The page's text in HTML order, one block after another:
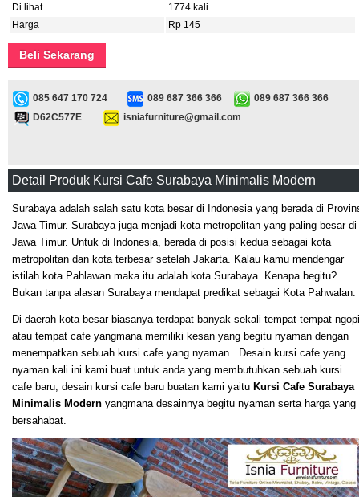
Di lihat
1774 kali
Harga
Rp 145
Beli Sekarang
085 647 170 724 089 687 366 366
089 687 366 366
D62C577E
isniafurniture@gmail.com
Detail Produk Kursi Cafe Surabaya Minimalis Modern
Surabaya adalah salah satu kota besar di Indonesia yang berada di
Jawa Timur. Surabaya juga menjadi kota metropolitan yang paling besar di
Jawa Timur. Untuk di Indonesia, berada di posisi kedua sebagai kota
metropolitan dan kota terbesar setelah Jakarta. Kalau kamu mendengar
istilah kota Pahlawan maka itu adalah kota Surabaya. Kenapa begitu?
Bukan tanpa alasan Surabaya mendapat predikat sebagai Kota Pahwalan.
Di daerah kota besar biasanya terdapat banyak sekali tempat-tempat ngopi
atau tempat cafe yangmana memiliki kesan yang begitu nyaman dengan
menempatkan sebuah kursi cafe yang nyaman. Desain kursi cafe yang
nyaman kali ini kami buat untuk anda yang membutuhkan sebuah kursi
cafe baru, desain kursi cafe baru buatan kami yaitu Kursi Cafe Surabaya
Minimalis Modern yangmana desainnya begitu nyaman serta harga yang
bersahabat.